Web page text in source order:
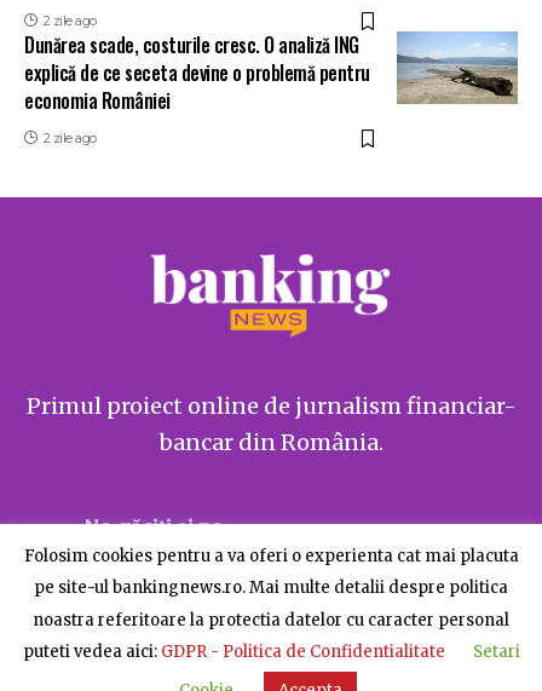
2 zile ago
Dunărea scade, costurile cresc. O analiză ING
explică de ce seceta devine o problemă pentru
economia României
2 zile ago
Primul proiect online de jurnalism financiar-
bancar din România.
Ne găsiți și pe
Despre BankingNews Contact Publicitate
Folosim cookies pentru a va oferi o experienta cat mai placuta
pe site-ul bankingnews.ro. Mai multe detalii despre politica
noastra referitoare la protectia datelor cu caracter personal
puteti vedea aici: GDPR - Politica de Confidentialitate
Setari